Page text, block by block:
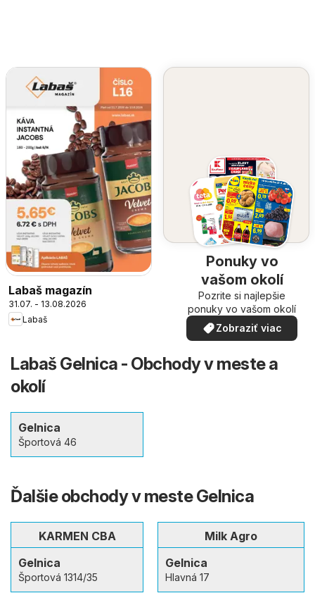
Labaš magazín
31.07. - 13.08.2026
Labaš
Ponuky vo
vašom okolí
Pozrite si najlepšie
ponuky vo vašom okolí
Zobraziť viac
Labaš Gelnica - Obchody v meste a
okolí
Gelnica
Športová 46
Ďalšie obchody v meste Gelnica
KARMEN CBA
Gelnica
Športová 1314/35
Milk Agro
Gelnica
Hlavná 17